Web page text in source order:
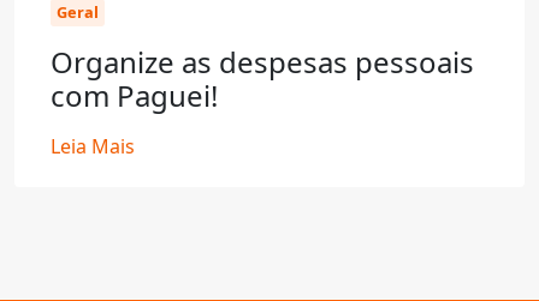
Geral
Organize as despesas pessoais
com Paguei!
Leia Mais